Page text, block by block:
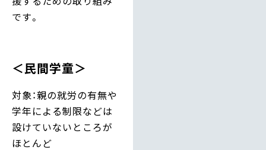
です。
＜民間学童＞
対象：親の就労の有無や
学年による制限などは
設けていないところが
ほとんど